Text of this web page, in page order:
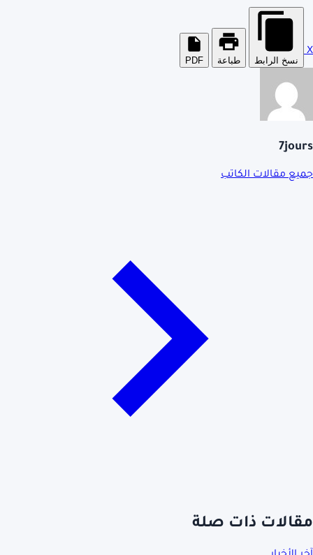
X
نسخ الرابط طباعة PDF
7jours
جميع مقالات الكاتب
مقالات ذات صلة